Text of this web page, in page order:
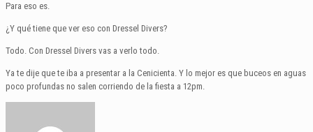
Para eso es.
¿Y qué tiene que ver eso con Dressel Divers?
Todo. Con Dressel Divers vas a verlo todo.
Ya te dije que te iba a presentar a la Cenicienta. Y lo mejor es que buceos en aguas
poco profundas no salen corriendo de la fiesta a 12pm.